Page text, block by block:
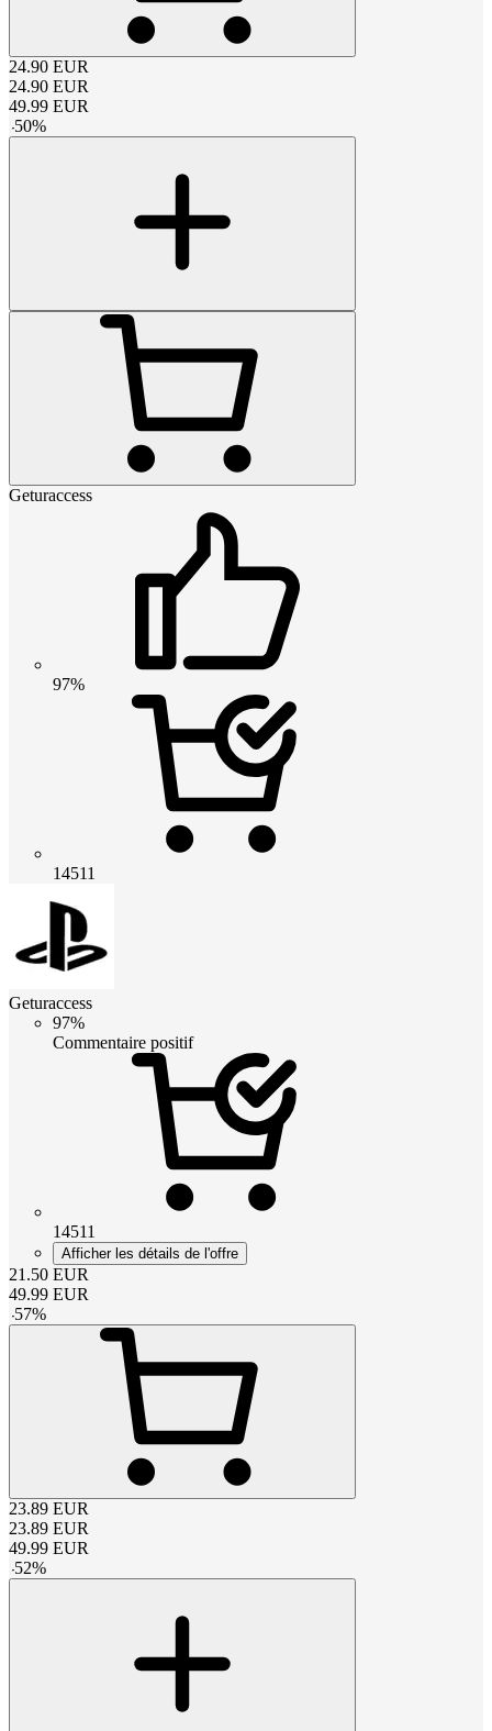
24.90 EUR
24.90 EUR
49.99 EUR
-50%
Geturaccess
97%
14511
Geturaccess
97%
Commentaire positif
14511
Afficher les détails de l'offre
21.50 EUR
49.99 EUR
-57%
23.89 EUR
23.89 EUR
49.99 EUR
-52%